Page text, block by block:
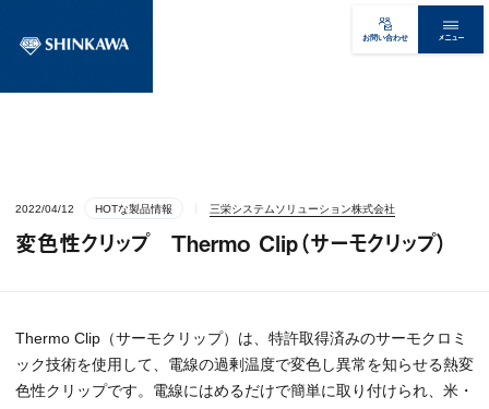
お問い合わせ メニュー
2022/04/12 HOTな製品情報 三栄システムソリューション株式会社
変色性クリップ Thermo Clip（サーモクリップ）
Thermo Clip（サーモクリップ）は、特許取得済みのサーモクロミ
ック技術を使用して、電線の過剰温度で変色し異常を知らせる熱変
色性クリップです。電線にはめるだけで簡単に取り付けられ、米・